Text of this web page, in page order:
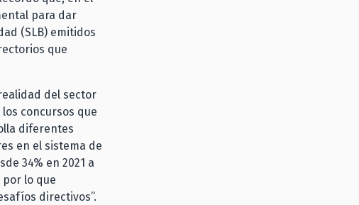
para dar
(SLB) emitidos
que
del sector
concursos que
diferentes
en el sistema de
34% en 2021 a
por lo que
directivos”.